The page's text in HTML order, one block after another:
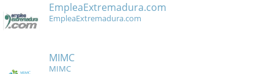
EmpleaExtremadura.com
EmpleaExtremadura.com
MIMC
MIMC